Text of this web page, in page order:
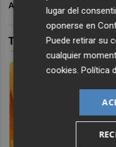
ARCHIVADO EN
lugar del
oponerse en
Puede retirar su
cualquier
cookies.Política